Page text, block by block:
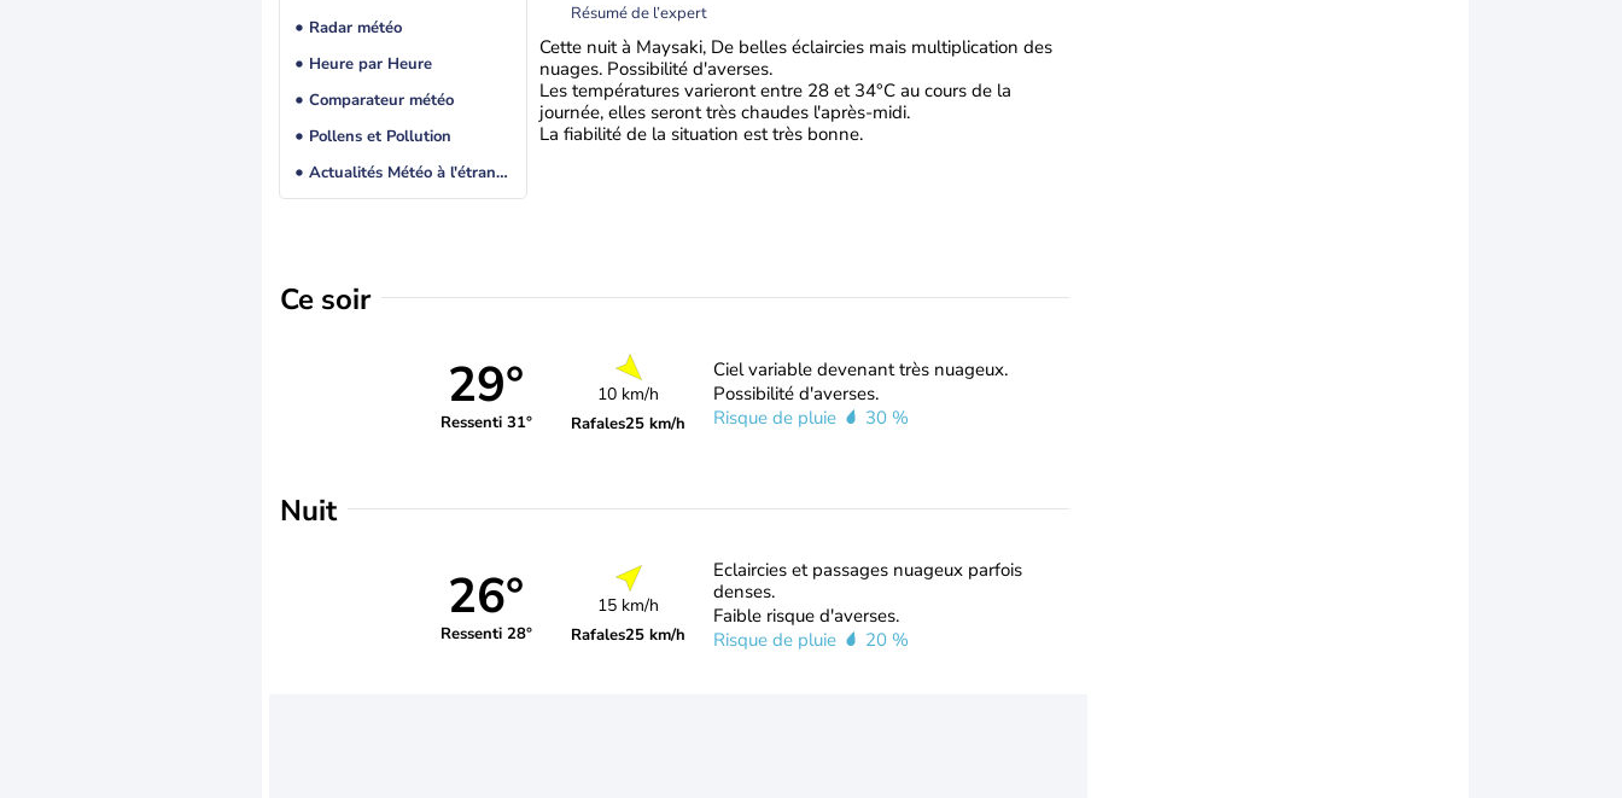
Radar météo
Heure par Heure
Comparateur météo
Pollens et Pollution
Actualités Météo à l'étranger
Résumé de l’expert
Cette nuit à Maysaki, De belles éclaircies mais multiplication des
nuages. Possibilité d'averses.
Les températures varieront entre 28 et 34°C au cours de la
journée, elles seront très chaudes l'après-midi.
La fiabilité de la situation est très bonne.
Ce soir
29°
Ressenti 31°
10 km/h
Rafales25 km/h
Ciel variable devenant très nuageux.
Possibilité d'averses.
Risque de pluie
30 %
Nuit
26°
Ressenti 28°
15 km/h
Rafales25 km/h
Eclaircies et passages nuageux parfois
denses.
Faible risque d'averses.
Risque de pluie
20 %